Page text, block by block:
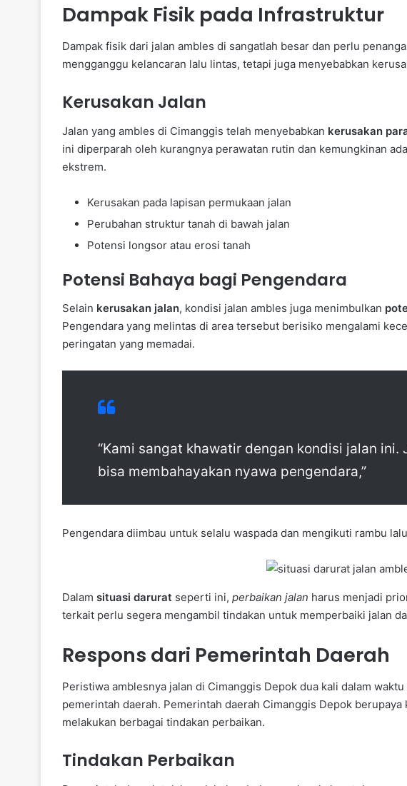
Dampak Fisik pada Infrastruktur
Dampak fisik dari jalan ambles di sangatlah besar dan perlu
mengganggu kelancaran lalu lintas, tetapi juga menyebabkan
Kerusakan Jalan
Jalan yang ambles di Cimanggis telah menyebabkan kerusakan
ini diperparah oleh kurangnya perawatan rutin dan kemungkinan
ekstrem.
Kerusakan pada lapisan permukaan jalan
Perubahan struktur tanah di bawah jalan
Potensi longsor atau erosi tanah
Potensi Bahaya bagi Pengendara
Selain kerusakan jalan, kondisi jalan ambles juga menimbulkan
Pengendara yang melintas di area tersebut berisiko mengalami
peringatan yang memadai.
“Kami sangat khawatir dengan kondisi jalan
bisa membahayakan nyawa pengendara,”
Pengendara diimbau untuk selalu waspada dan mengikuti rambu
Dalam situasi darurat seperti ini, perbaikan jalan harus menjadi
terkait perlu segera mengambil tindakan untuk memperbaiki jalan
Respons dari Pemerintah Daerah
Peristiwa amblesnya jalan di Cimanggis Depok dua kali dalam
pemerintah daerah. Pemerintah daerah Cimanggis Depok
melakukan berbagai tindakan perbaikan.
Tindakan Perbaikan